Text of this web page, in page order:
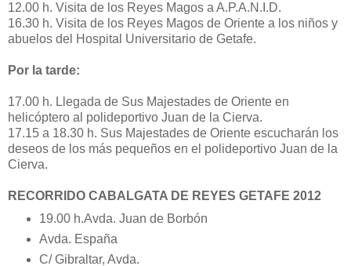
12.00 h. Visita de los Reyes Magos a A.P.A.N.I.D.
16.30 h. Visita de los Reyes Magos de Oriente a los niños y
abuelos del Hospital Universitario de Getafe.
Por la tarde:
17.00 h. Llegada de Sus Majestades de Oriente en
helicóptero al polideportivo Juan de la Cierva.
17.15 a 18.30 h. Sus Majestades de Oriente escucharán los
deseos de los más pequeños en el polideportivo Juan de la
Cierva.
RECORRIDO CABALGATA DE REYES GETAFE 2012
19.00 h.Avda. Juan de Borbón
Avda. España
C/ Gibraltar, Avda.